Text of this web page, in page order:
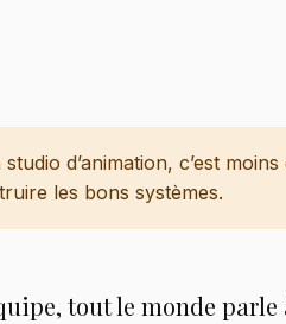
d’animation, c’est
les bons systèmes.
tout le monde